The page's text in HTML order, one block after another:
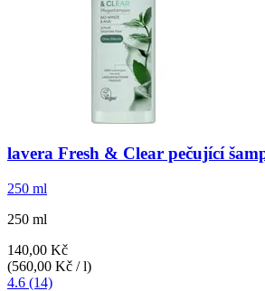
lavera Fresh & Clear pečující
250 ml
250 ml
140,00 Kč
(560,00 Kč / l)
4.6 (14)